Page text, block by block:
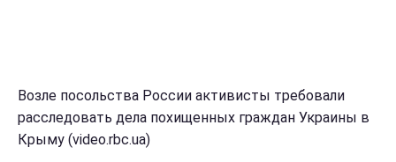
Возле посольства России активисты требовали
расследовать дела похищенных граждан Украины в
Крыму (video.rbc.ua)